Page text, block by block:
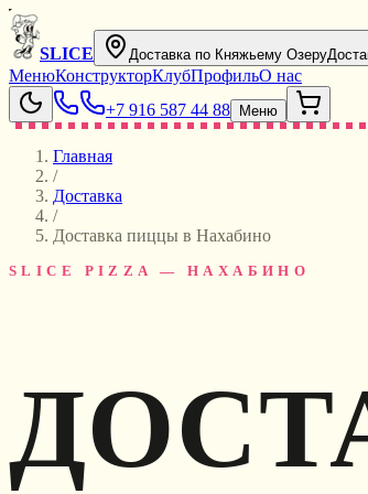
SLICE Доставка по Княжьему Озеру
МенюКонструкторКлубПрофильО нас
+7 916 587 44 88
Меню
Главная
/
Доставка
/
Доставка пиццы в Нахабино
SLICE PIZZA — НАХАБИНО